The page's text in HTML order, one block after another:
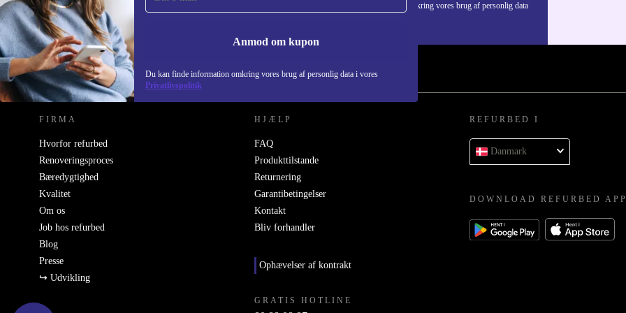
Anmod om kupon
Du kan finde information omkring vores brug af personlig data i vores
Privatlivspolitik
Du kan finde information omkring vores brug af personlig data
REFURBED DANMARK - RETHINK NEW.
FIRMA
Hvorfor refurbed
Renoveringsproces
Bæredygtighed
Kvalitet
Om os
Job hos refurbed
Blog
Presse
↪ Udvikling
HJÆLP
FAQ
Produkttilstande
Returnering
Garantibetingelser
Kontakt
Bliv forhandler
Ophævelser af kontrakt
GRATIS HOTLINE
REFURBED I
Danmark
DOWNLOAD REFURBED